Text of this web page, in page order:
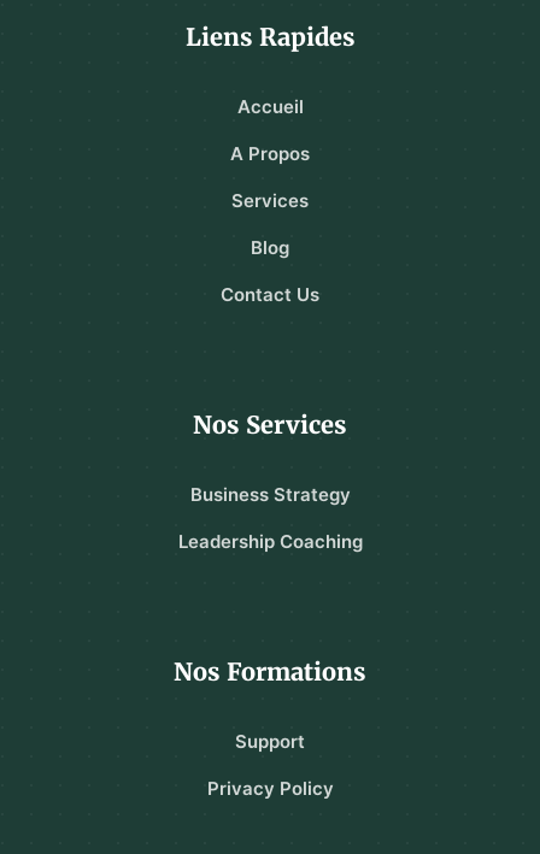
Liens Rapides
Accueil
A Propos
Services
Blog
Contact Us
Nos Services
Business Strategy
Leadership Coaching
Nos Formations
Support
Privacy Policy